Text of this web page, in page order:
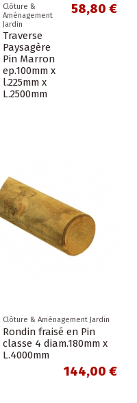
Clôture &
Aménagement
Jardin
Traverse
Paysagère
Pin Marron
ep.100mm x
l.225mm x
L.2500mm
58,80 €
Clôture & Aménagement Jardin
Rondin fraisé en Pin
classe 4 diam.180mm x
L.4000mm
144,00 €